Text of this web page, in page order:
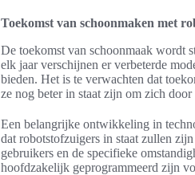
Toekomst van schoonmaken met
De toekomst van schoonmaak wordt
elk jaar verschijnen er verbeterde
bieden. Het is te verwachten dat
ze nog beter in staat zijn om zich
Een belangrijke ontwikkeling in
dat robotstofzuigers in staat zullen
gebruikers en de specifieke
hoofdzakelijk geprogrammeerd zijn